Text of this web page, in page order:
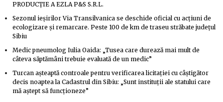
PRODUCȚIE A EZLA P&S S.R.L.
Sezonul ieșirilor Via Transilvanica se deschide oficial cu acțiuni de
ecologizare și remarcare. Peste 100 de km de traseu străbate județul
Sibiu
Medic pneumolog Iulia Oaida: „Tusea care durează mai mult de
câteva săptămâni trebuie evaluată de un medic”
Turcan așteaptă controale pentru verificarea licitației cu câștigător
decis noaptea la Cadastrul din Sibiu: „Sunt instituții ale statului care
mă aștept să funcționeze”